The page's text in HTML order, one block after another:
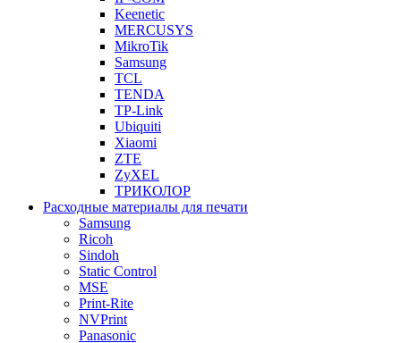
Keenetic
MERCUSYS
MikroTik
Samsung
TCL
TENDA
TP-Link
Ubiquiti
Xiaomi
ZTE
ZyXEL
ТРИКОЛОР
Расходные материалы для печати
Samsung
Ricoh
Sindoh
Static Control
MSE
Print-Rite
NVPrint
Panasonic